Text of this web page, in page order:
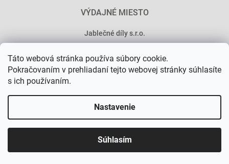
Táto webová stránka používa súbory cookie.
Pokračovaním v prehliadaní tejto webovej stránky súhlasíte
s ich používaním.
Nastavenie
Súhlasím
VÝDAJNÉ MIESTO
Jablečné díly s.r.o.
101 00 Praha 10
Vytvoril Shoptet Premium
Jablečné díly. Všetky práva vyhradené.